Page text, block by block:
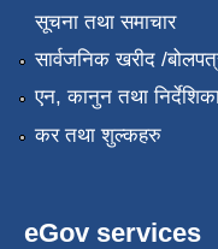
सूचना तथा समाचार
सार्वजनिक खरीद /
एन, कानुन तथा
कर तथा शुल्कहरु
eGov services